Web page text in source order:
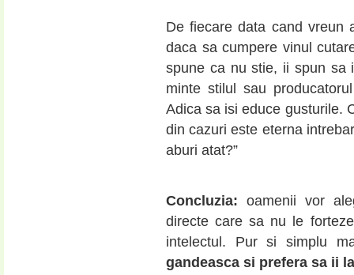
De fiecare data cand vreun
daca sa cumpere vinul
spune ca nu stie, ii spun sa
minte stilul sau
Adica sa isi educe gusturile.
din cazuri este eterna
aburi atat?”
Concluzia: oamenii vor
directe care sa nu le
intelectul. Pur si simplu
gandeasca si prefera sa ii